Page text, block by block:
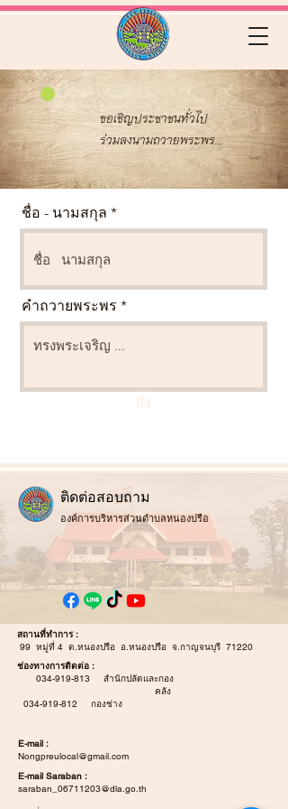
ขอเชิญประชาชนทั่วไป
ร่วมลงนามถวายพระพร...
ชื่อ - นามสกุล
คำถวายพระพร
ส่ง
ติดต่อสอบถาม
องค์การบริหารส่วนตำบลหนองปรือ
สถานที่ทำการ :
99 หมู่ที่ 4 ต.หนองปรือ อ.หนองปรือ จ.กาญจนบุรี 71220
ช่องทางการติดต่อ :
034-919-813 สำนักปลัดและกอง
คลัง
034-919-812 กองช่าง
E-mail :
Nongpreulocal@gmail.com
E-mail Saraban :
saraban_06711203@dla.go.th